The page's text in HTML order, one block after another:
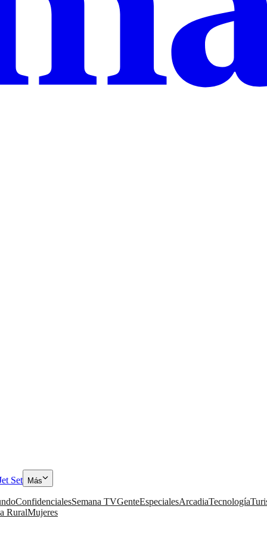
Set Más
ConfidencialesSemana TVGenteEspecialesArcadiaTecnología
RuralMujeres